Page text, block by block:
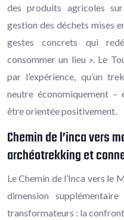
des produits agricoles
gestion des déchets mises
gestes concrets qui
consommer un lieu ». Le
par l’expérience, qu’un
neutre économiquement
être orientée positivement.
Chemin de l’inca vers
archéotrekking et
Le Chemin de l’Inca vers le
dimension
transformateurs : la